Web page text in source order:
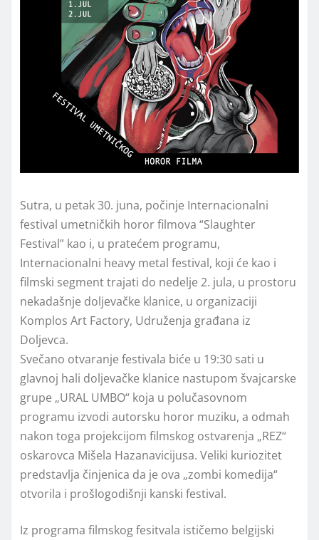
Sutra, u petak 30. juna, počinje Internacionalni
festival umetničkih horor filmova “Slaughter
Festival” kao i, u pratećem programu,
Internacionalni heavy metal festival, koji će kao i
filmski segment trajati do nedelje 2. jula, u prostoru
nekadašnje doljevačke klanice, u organizaciji
Komplos Art Factory, Udruženja građana iz
Doljevca.
Svečano otvaranje festivala biće u 19:30 sati u
glavnoj hali doljevačke klanice nastupom švajcarske
grupe „URAL UMBO“ koja u polučasovnom
programu izvodi autorsku horor muziku, a odmah
nakon toga projekcijom filmskog ostvarenja „REZ“
oskarovca Mišela Hazanavicijusa. Veliki kuriozitet
predstavlja činjenica da je ova „zombi komedija“
otvorila i prošlogodišnji kanski festival.
Iz programa filmskog fesitvala ističemo belgijski